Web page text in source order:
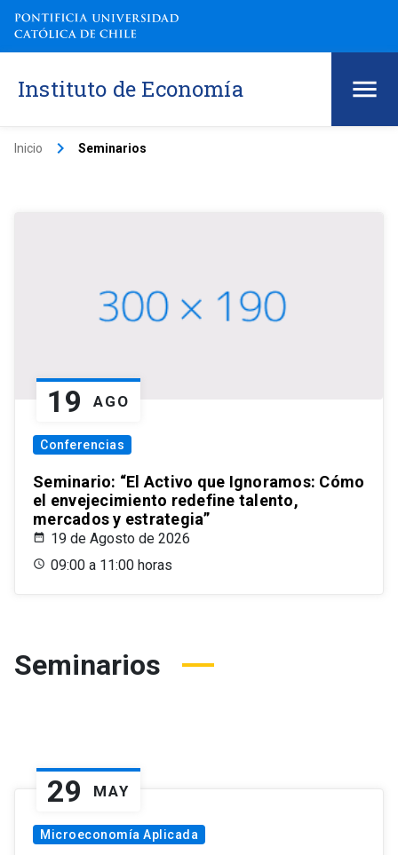
Instituto de Economía
Inicio keyboard_arrow_right Seminarios
19 AGO
Conferencias
Seminario: “El Activo que Ignoramos: Cómo
el envejecimiento redefine talento,
mercados y estrategia”
19 de Agosto de 2026
09:00 a 11:00 horas
Seminarios
29 MAY
Microeconomía Aplicada